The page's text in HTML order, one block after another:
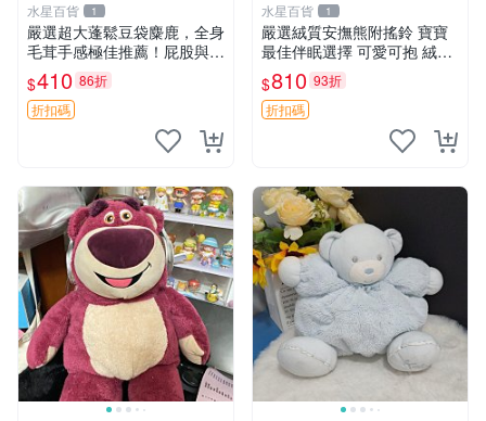
水星百貨 1
嚴選超大蓬鬆豆袋麋鹿，全身
毛茸手感極佳推薦！屁股與四
肢填充均勻，適合收藏與孩童
共賞。 麋鹿 豆袋 毛茸玩具
$410 86折
折扣碼
水星百貨 1
嚴選絨質安撫熊附搖鈴 寶寶
最佳伴眠選擇 可愛可抱 絨毛
玩具 安撫熊 嬰兒用
$810 93折
折扣碼